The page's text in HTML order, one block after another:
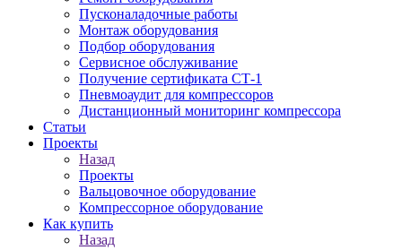
Пусконаладочные работы
Монтаж оборудования
Подбор оборудования
Сервисное обслуживание
Получение сертификата СТ-1
Пневмоаудит для компрессоров
Дистанционный мониторинг компрессора
Статьи
Проекты
Назад
Проекты
Вальцовочное оборудование
Компрессорное оборудование
Как купить
Назад